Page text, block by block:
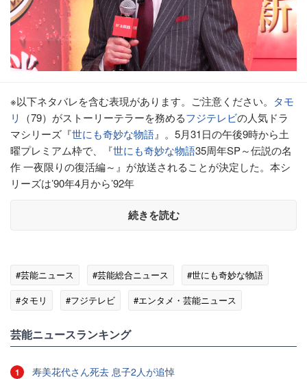
※以下ネタバレを含む表現があります。ご注意ください。 タモ
リ
（79）がストーリーテラーを務めるフジテレビの人気ドラ
マシリーズ『世にも奇妙な物語』。5月31日の午後9時から土
曜プレミアム枠で、『世にも奇妙な物語35周年SP～伝説の名
作 一夜限りの復活編～』が放送されることが決定した。本シ
リーズは’90年4月から’92年
続きを読む
#芸能ニュース #芸能総合ニュース
#世にも奇妙な物語
#タモリ
#フジテレビ #エンタメ・芸能ニュース
芸能ニュースランキング
1 寿美花代さん死去 息子2人が追悼